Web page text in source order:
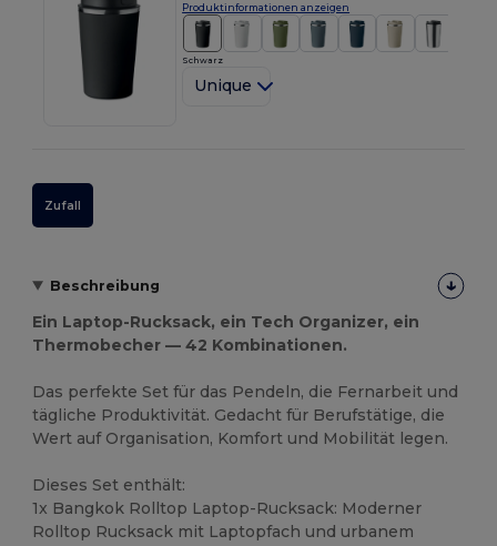
Produktinformationen anzeigen
Schwarz
Unique
Zufall
Beschreibung
Ein Laptop-Rucksack, ein Tech Organizer, ein
Thermobecher — 42 Kombinationen.
Das perfekte Set für das Pendeln, die Fernarbeit und
tägliche Produktivität. Gedacht für Berufstätige, die
Wert auf Organisation, Komfort und Mobilität legen.
Dieses Set enthält:
1x Bangkok Rolltop Laptop-Rucksack: Moderner
Rolltop Rucksack mit Laptopfach und urbanem